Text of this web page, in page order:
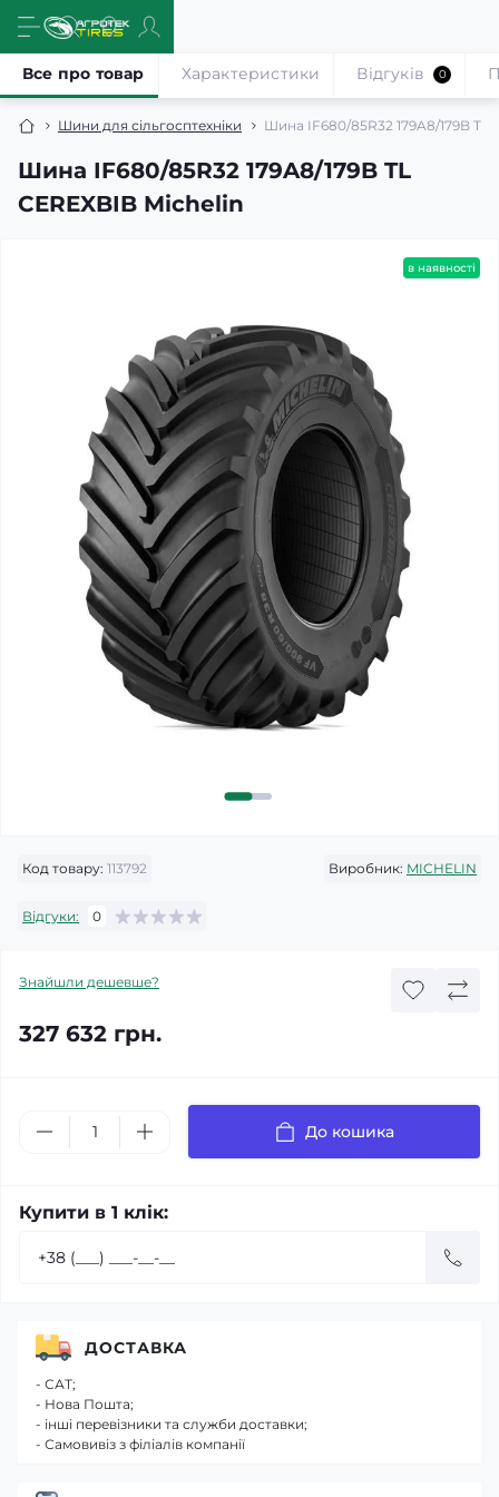
Шини для сільгосптехніки Шина IF680/85R32 179A8/179B TL
Шина IF680/85R32 179A8/179B TL
CEREXBIB Michelin
Все про товар Характеристики Відгуків 0
в наявності
Код товару: 113792 Виробник: MICHELIN
Відгуки: 0
Знайшли дешевше?
327 632 грн.
До кошика
Купити в 1 клік:
ДОСТАВКА
- САТ;
- Нова Пошта;
- інші перевізники та служби доставки;
- Самовивіз з філіалів компанії